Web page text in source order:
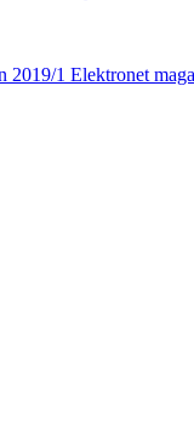
2019/1 Elektronet